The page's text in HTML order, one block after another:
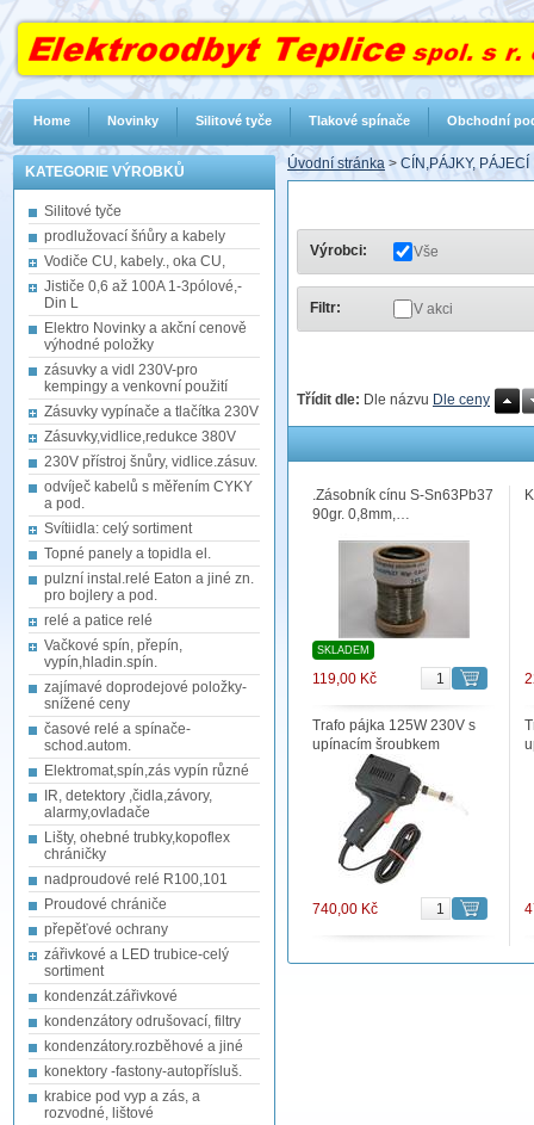
KATEGORIE VÝROBKŮ
Silitové tyče
prodlužovací šńůry a kabely
Vodiče CU, kabely., oka CU,
Jističe 0,6 až 100A 1-3pólové,-
Din L
Elektro Novinky a akční cenově
výhodné položky
zásuvky a vidl 230V-pro
kempingy a venkovní použití
Zásuvky vypínače a tlačítka 230V
Zásuvky,vidlice,redukce 380V
230V přístroj šnůry, vidlice.zásuv.
odvíječ kabelů s měřením CYKY
a pod.
Svítiidla: celý sortiment
Topné panely a topidla el.
pulzní instal.relé Eaton a jiné zn.
pro bojlery a pod.
relé a patice relé
Vačkové spín, přepín,
vypín,hladin.spín.
zajímavé doprodejové položky-
snížené ceny
časové relé a spínače-
schod.autom.
Elektromat,spín,zás vypín různé
IR, detektory ,čidla,závory,
alarmy,ovladače
Lišty, ohebné trubky,kopoflex
chráničky
nadproudové relé R100,101
Proudové chrániče
přepěťové ochrany
zářivkové a LED trubice-celý
sortiment
kondenzát.zářivkové
kondenzátory odrušovací, filtry
kondenzátory.rozběhové a jiné
konektory -fastony-autopřísluš.
krabice pod vyp a zás, a
rozvodné, lištové
Úvodní stránka > CÍN,PÁJKY,
Výrobci: Vše
Filtr: V akci
Třídit dle: Dle názvu Dle ceny
.Zásobník cínu S-Sn63Pb37
90gr. 0,8mm,…
SKLADEM
119,00 Kč
Trafo pájka 125W 230V s
upínacím šroubkem
740,00 Kč
Home Novinky Silitové tyče Tlakové spínače Obchodní